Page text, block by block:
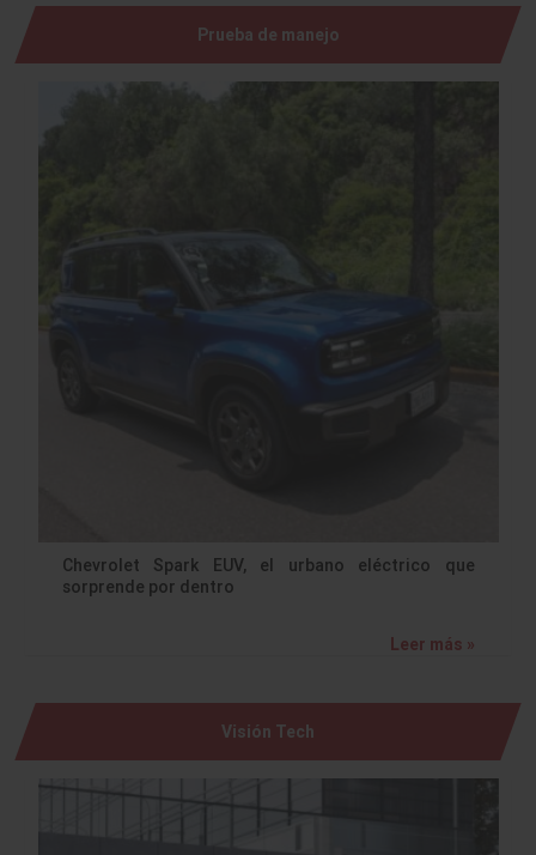
Prueba de manejo
Chevrolet Spark EUV, el urbano eléctrico que
sorprende por dentro
Leer más »
Visión Tech